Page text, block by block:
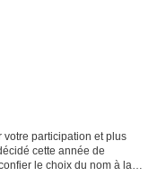
votre participation et plus
cette année de
le choix du nom à la